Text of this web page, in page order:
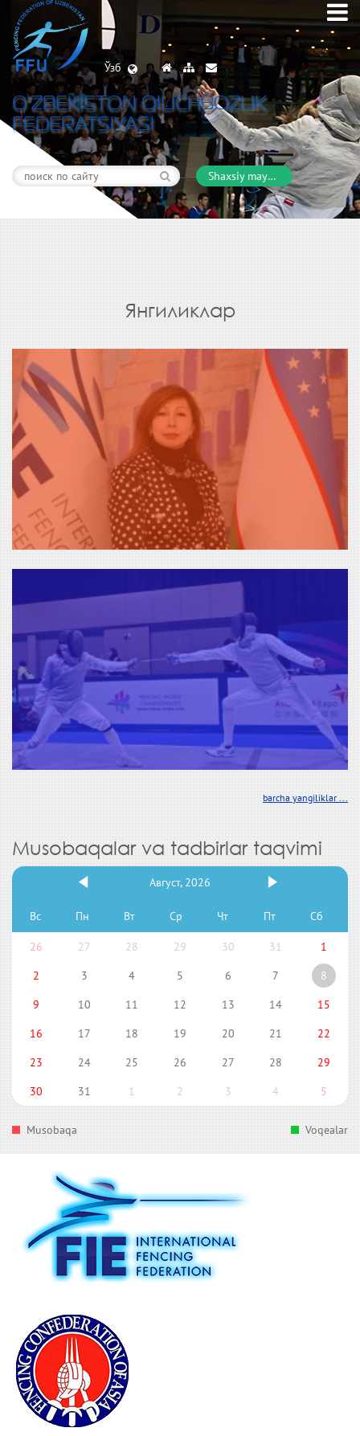
Ўзб
O’ZBEKISTON QILICHBOZLIK
FEDERATSIYASI
Shaxsiy maydon
Янгиликлар
barcha yangiliklar ...
Musobaqalar va tadbirlar taqvimi
Август, 2026
Вс Пн Вт Ср Чт Пт Сб
26 27 28 29 30 31
1
2
3 4 5 6 7
8
9
10 11 12 13 14
15
16
17 18 19 20 21
22
23
24 25 26 27 28
29
30
31 1 2 3 4 5
Musobaqa Voqealar